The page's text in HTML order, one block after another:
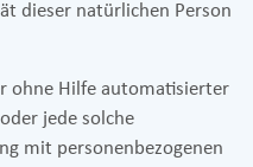
dieser natürlichen Person
ohne Hilfe automatisierter
jede solche
mit personenbezogenen